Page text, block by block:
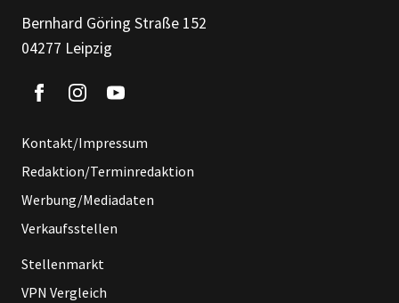
Bernhard Göring Straße 152
04277 Leipzig
Kontakt/Impressum
Redaktion/Terminredaktion
Werbung/Mediadaten
Verkaufsstellen
Stellenmarkt
VPN Vergleich